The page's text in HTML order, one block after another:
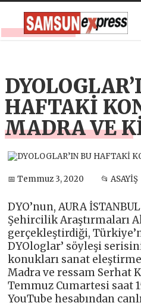
HAFTAKİ
MADRA VE
📅 Temmuz 3, 2020 📂 ASAYİŞ
DYO’nun, AURA
Şehircilik Araştırmaları
gerçekleştirdiği,
DYOloglar’ söyleşi
konukları sanat
Madra ve ressam Serhat
Temmuz Cumartesi saat
YouTube hesabından